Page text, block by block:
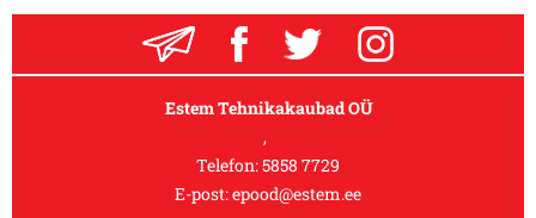
Estem Tehnikakaubad OÜ
,
Telefon:5858 7729
E-post:epood@estem.ee